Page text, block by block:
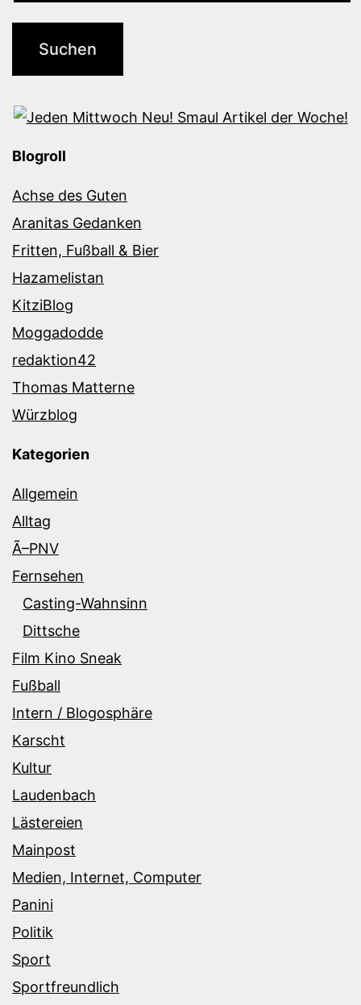
Blogroll
Achse des Guten
Aranitas Gedanken
Fritten, Fußball & Bier
Hazamelistan
KitziBlog
Moggadodde
redaktion42
Thomas Matterne
Würzblog
Kategorien
Allgemein
Alltag
Ã–PNV
Fernsehen
Casting-Wahnsinn
Dittsche
Film Kino Sneak
Fußball
Intern / Blogosphäre
Karscht
Kultur
Laudenbach
Lästereien
Mainpost
Medien, Internet, Computer
Panini
Politik
Sport
Sportfreundlich